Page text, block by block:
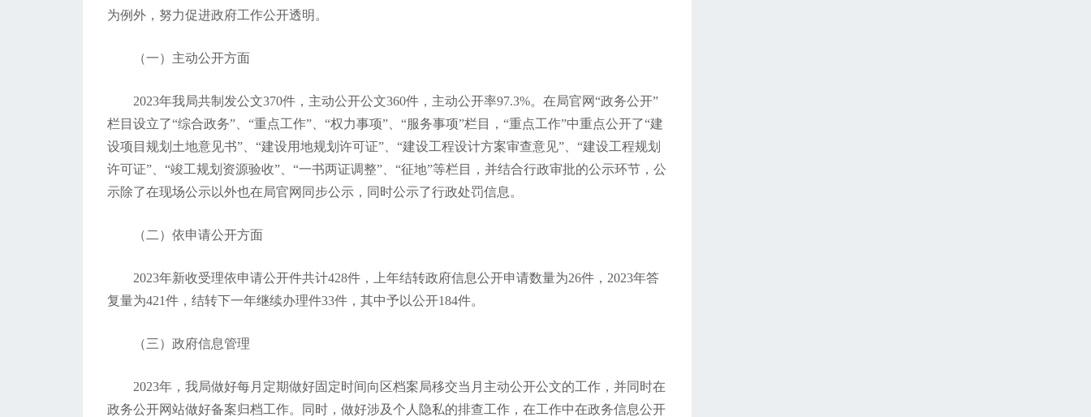
为例外，努力促进政府工作公开透明。
（一）主动公开方面
2023年我局共制发公文370件，主动公开公文360件，主动公开率97.3%。在局官网“政务公开”
栏目设立了“综合政务”、“重点工作”、“权力事项”、“服务事项”栏目，“重点工作”中重点公开了“建
设项目规划土地意见书”、“建设用地规划许可证”、“建设工程设计方案审查意见”、“建设工程规划
许可证”、“竣工规划资源验收”、“一书两证调整”、“征地”等栏目，并结合行政审批的公示环节，公
示除了在现场公示以外也在局官网同步公示，同时公示了行政处罚信息。
（二）依申请公开方面
2023年新收受理依申请公开件共计428件，上年结转政府信息公开申请数量为26件，2023年答
复量为421件，结转下一年继续办理件33件，其中予以公开184件。
（三）政府信息管理
2023年，我局做好每月定期做好固定时间向区档案局移交当月主动公开公文的工作，并同时在
政务公开网站做好备案归档工作。同时，做好涉及个人隐私的排查工作，在工作中在政务信息公开